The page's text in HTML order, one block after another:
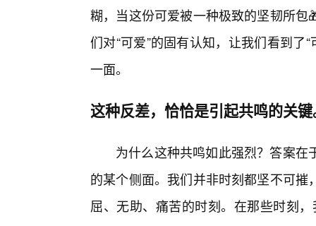
糊，当这份可爱被一种极致的坚韧所
们对“可爱”的固有认知，让我们看到了
一面。
这种反差，恰恰是引起共鸣的关
为什么这种共鸣如此强烈？答案
的某个侧面。我们并非时刻都坚不可
屈、无助、痛苦的时刻。在那些时刻